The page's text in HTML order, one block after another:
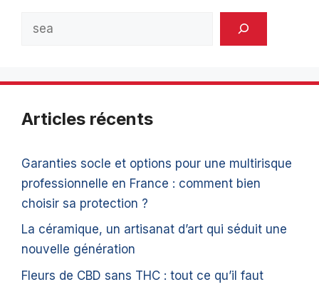
Articles récents
Garanties socle et options pour une multirisque
professionnelle en France : comment bien
choisir sa protection ?
La céramique, un artisanat d’art qui séduit une
nouvelle génération
Fleurs de CBD sans THC : tout ce qu’il faut